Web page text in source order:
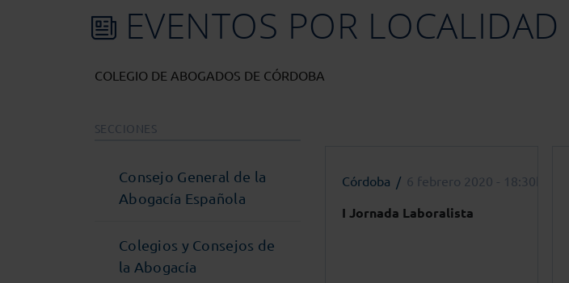
EVENTOS POR LOCALIDAD
COLEGIO DE ABOGADOS DE CÓRDOBA
SECCIONES
Consejo General de la
Abogacía Española
Colegios y Consejos de
la Abogacía
Córdoba 6 febrero 2020 - 18:30h
I Jornada Laboralista